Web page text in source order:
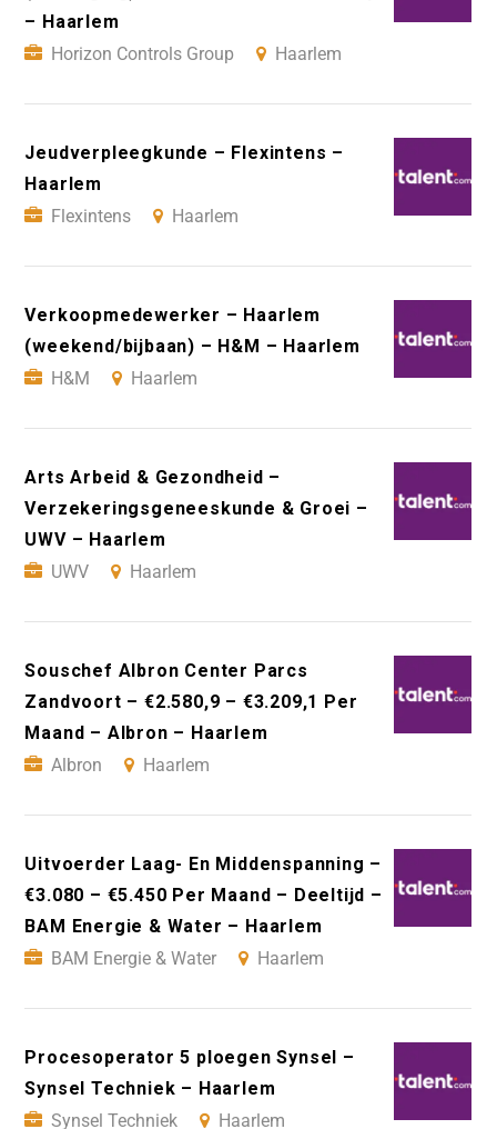
– Haarlem
Horizon Controls Group
Haarlem
Jeudverpleegkunde – Flexintens –
Haarlem
Flexintens
Haarlem
Verkoopmedewerker – Haarlem
(weekend/bijbaan) – H&M – Haarlem
H&M
Haarlem
Arts Arbeid & Gezondheid –
Verzekeringsgeneeskunde & Groei –
UWV – Haarlem
UWV
Haarlem
Souschef Albron Center Parcs
Zandvoort – €2.580,9 – €3.209,1 Per
Maand – Albron – Haarlem
Albron
Haarlem
Uitvoerder Laag- En Middenspanning –
€3.080 – €5.450 Per Maand – Deeltijd –
BAM Energie & Water – Haarlem
BAM Energie & Water
Haarlem
Procesoperator 5 ploegen Synsel –
Synsel Techniek – Haarlem
Synsel Techniek
Haarlem